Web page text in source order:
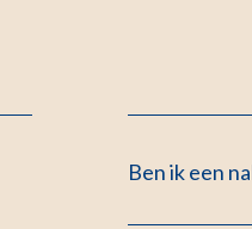
Ben ik een